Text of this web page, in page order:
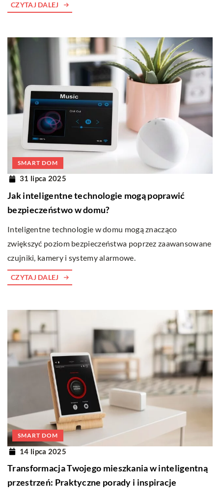
CZYTAJ DALEJ
SMART DOM
31 lipca 2025
Jak inteligentne technologie mogą poprawić
bezpieczeństwo w domu?
Inteligentne technologie w domu mogą znacząco
zwiększyć poziom bezpieczeństwa poprzez zaawansowane
czujniki, kamery i systemy alarmowe.
CZYTAJ DALEJ
SMART DOM
14 lipca 2025
Transformacja Twojego mieszkania w inteligentną
przestrzeń: Praktyczne porady i inspiracje